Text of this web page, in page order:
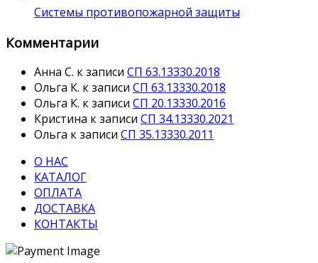
Системы противопожарной защиты
Комментарии
Анна С. к записи СП 63.13330.2018
Ольга К. к записи СП 63.13330.2018
Ольга К. к записи СП 20.13330.2016
Кристина к записи СП 34.13330.2021
Ольга к записи СП 35.13330.2011
О НАС
КАТАЛОГ
ОПЛАТА
ДОСТАВКА
КОНТАКТЫ